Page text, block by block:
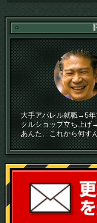
大手アパレル就職→5
クルショップ立ち上
あんた、これから何す